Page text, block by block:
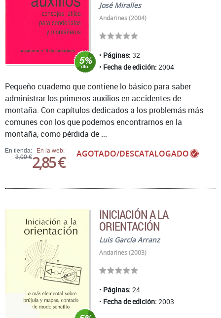
José Miralles
Andarines (2004)
Páginas: 32
Fecha de edición: 2004
En tienda:
3,00 €
En la web:
2,85 € AGOTADO/DESCATALOGADO
Pequeño cuaderno que contiene lo básico para saber
administrar los primeros auxilios en accidentes de
montaña. Con capítulos dedicados a los problemás más
comunes con los que podemos encontrarnos en la
montaña, como pérdida de ...
INICIACIÓN A LA
ORIENTACIÓN
Luis García Arranz
Andarines (2003)
Páginas: 24
Fecha de edición: 2003